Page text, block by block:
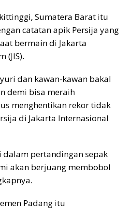
Sumatera Barat itu
catatan apik Persija yang
bermain di Jakarta
(JIS).
dan kawan-kawan bakal
demi bisa meraih
menghentikan rekor tidak
di Jakarta Internasional
dalam pertandingan sepak
akan berjuang membobol
Padang itu